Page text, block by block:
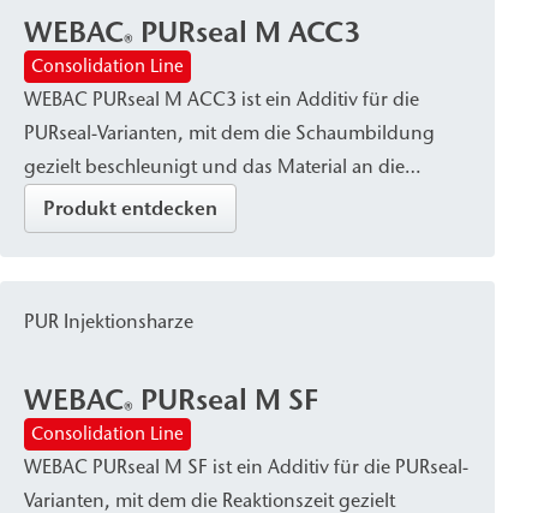
WEBAC® PURseal M ACC3
Consolidation Line
WEBAC PURseal M ACC3 ist ein Additiv für die
PURseal-Varianten, mit dem die Schaumbildung
gezielt beschleunigt und das Material an die
jeweilige Situation und Anwendung angepasst
werden kann.
Produkt entdecken
PUR Injektionsharze
WEBAC® PURseal M SF
Consolidation Line
WEBAC PURseal M SF ist ein Additiv für die PURseal-
Varianten, mit dem die Reaktionszeit gezielt